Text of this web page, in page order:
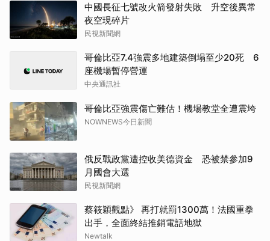
中國長征七號改火箭發射失敗 升空後異常
夜空現碎片
民視新聞網
哥倫比亞7.4強震多地建築倒塌至少20死 6
座機場暫停營運
中央通訊社
哥倫比亞強震傷亡難估！機場教堂全遭震垮
NOWNEWS今日新聞
俄反戰政黨遭控收美德資金 恐被禁參加9
月國會大選
民視新聞網
蔡筱穎觀點》 再打就罰1300萬！法國重拳
出手，全面終結推銷電話地獄
Newtalk